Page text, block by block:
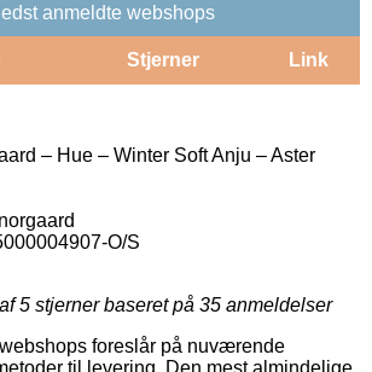
anmeldte webshops
Stjerner Link
– Hue – Winter Soft Anju – Aster
O/S
5 stjerner baseret på 35 anmeldelser
foreslår på nuværende
til levering. Den mest almindelige